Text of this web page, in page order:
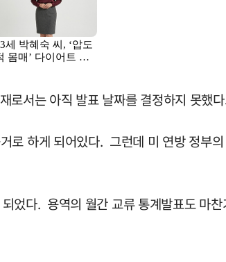
서는 아직 발표 날짜를 결정하지 못했
하게 되어있다. 그런데 미 연방 정부
었다. 용역의 월간 교류 통계발표도 마